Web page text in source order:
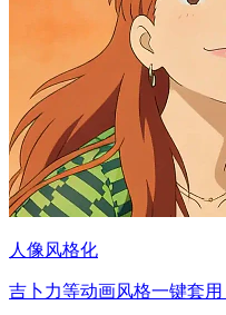
人像风格化
吉卜力等动画风格一键套用